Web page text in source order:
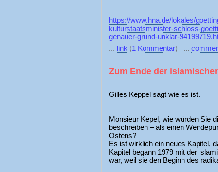
https://www.hna.de/lokales/
kulturstaatsminister-schloss-
genauer-grund-unklar-
... link (1 Kommentar) ...
Zum Ende der
Gilles Keppel sagt wie es ist.
Monsieur Kepel, wie würden Sie
beschreiben – als einen
Ostens?
Es ist wirklich ein neues Kapitel,
Kapitel begann 1979 mit der
war, weil sie den Beginn des